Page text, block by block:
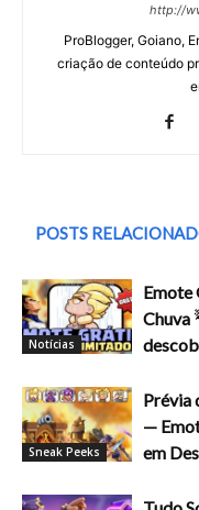
http://
ProBlogger, Goiano,
criação de conteúdo
POSTS
Notícias
Emote
Chuva
Sneak Peeks
Prévia
—
em